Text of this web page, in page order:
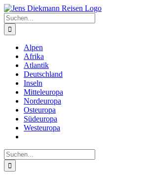
Zum
Inhalt
springen
Suche
nach:
Alpen
Afrika
Atlantik
Deutschland
Inseln
Mitteleuropa
Nordeuropa
Osteuropa
Südeuropa
Westeuropa
Suche
nach: